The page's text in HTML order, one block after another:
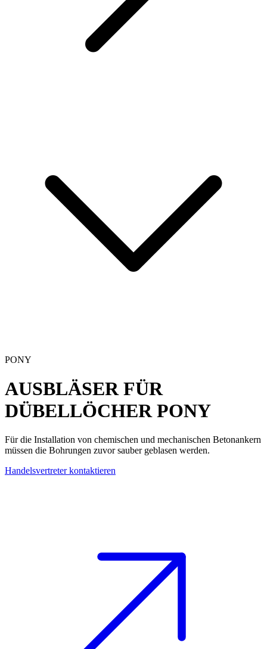
PONY
AUSBLÄSER FÜR
DÜBELLÖCHER PONY
Für die Installation von chemischen und mechanischen Betonankern
müssen die Bohrungen zuvor sauber geblasen werden.
Handelsvertreter kontaktieren